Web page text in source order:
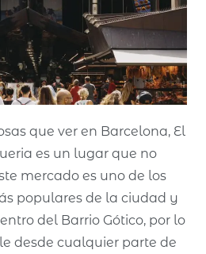
que ver en Barcelona, El
es un lugar que no
mercado es uno de los
populares de la ciudad y
del Barrio Gótico, por lo
desde cualquier parte de